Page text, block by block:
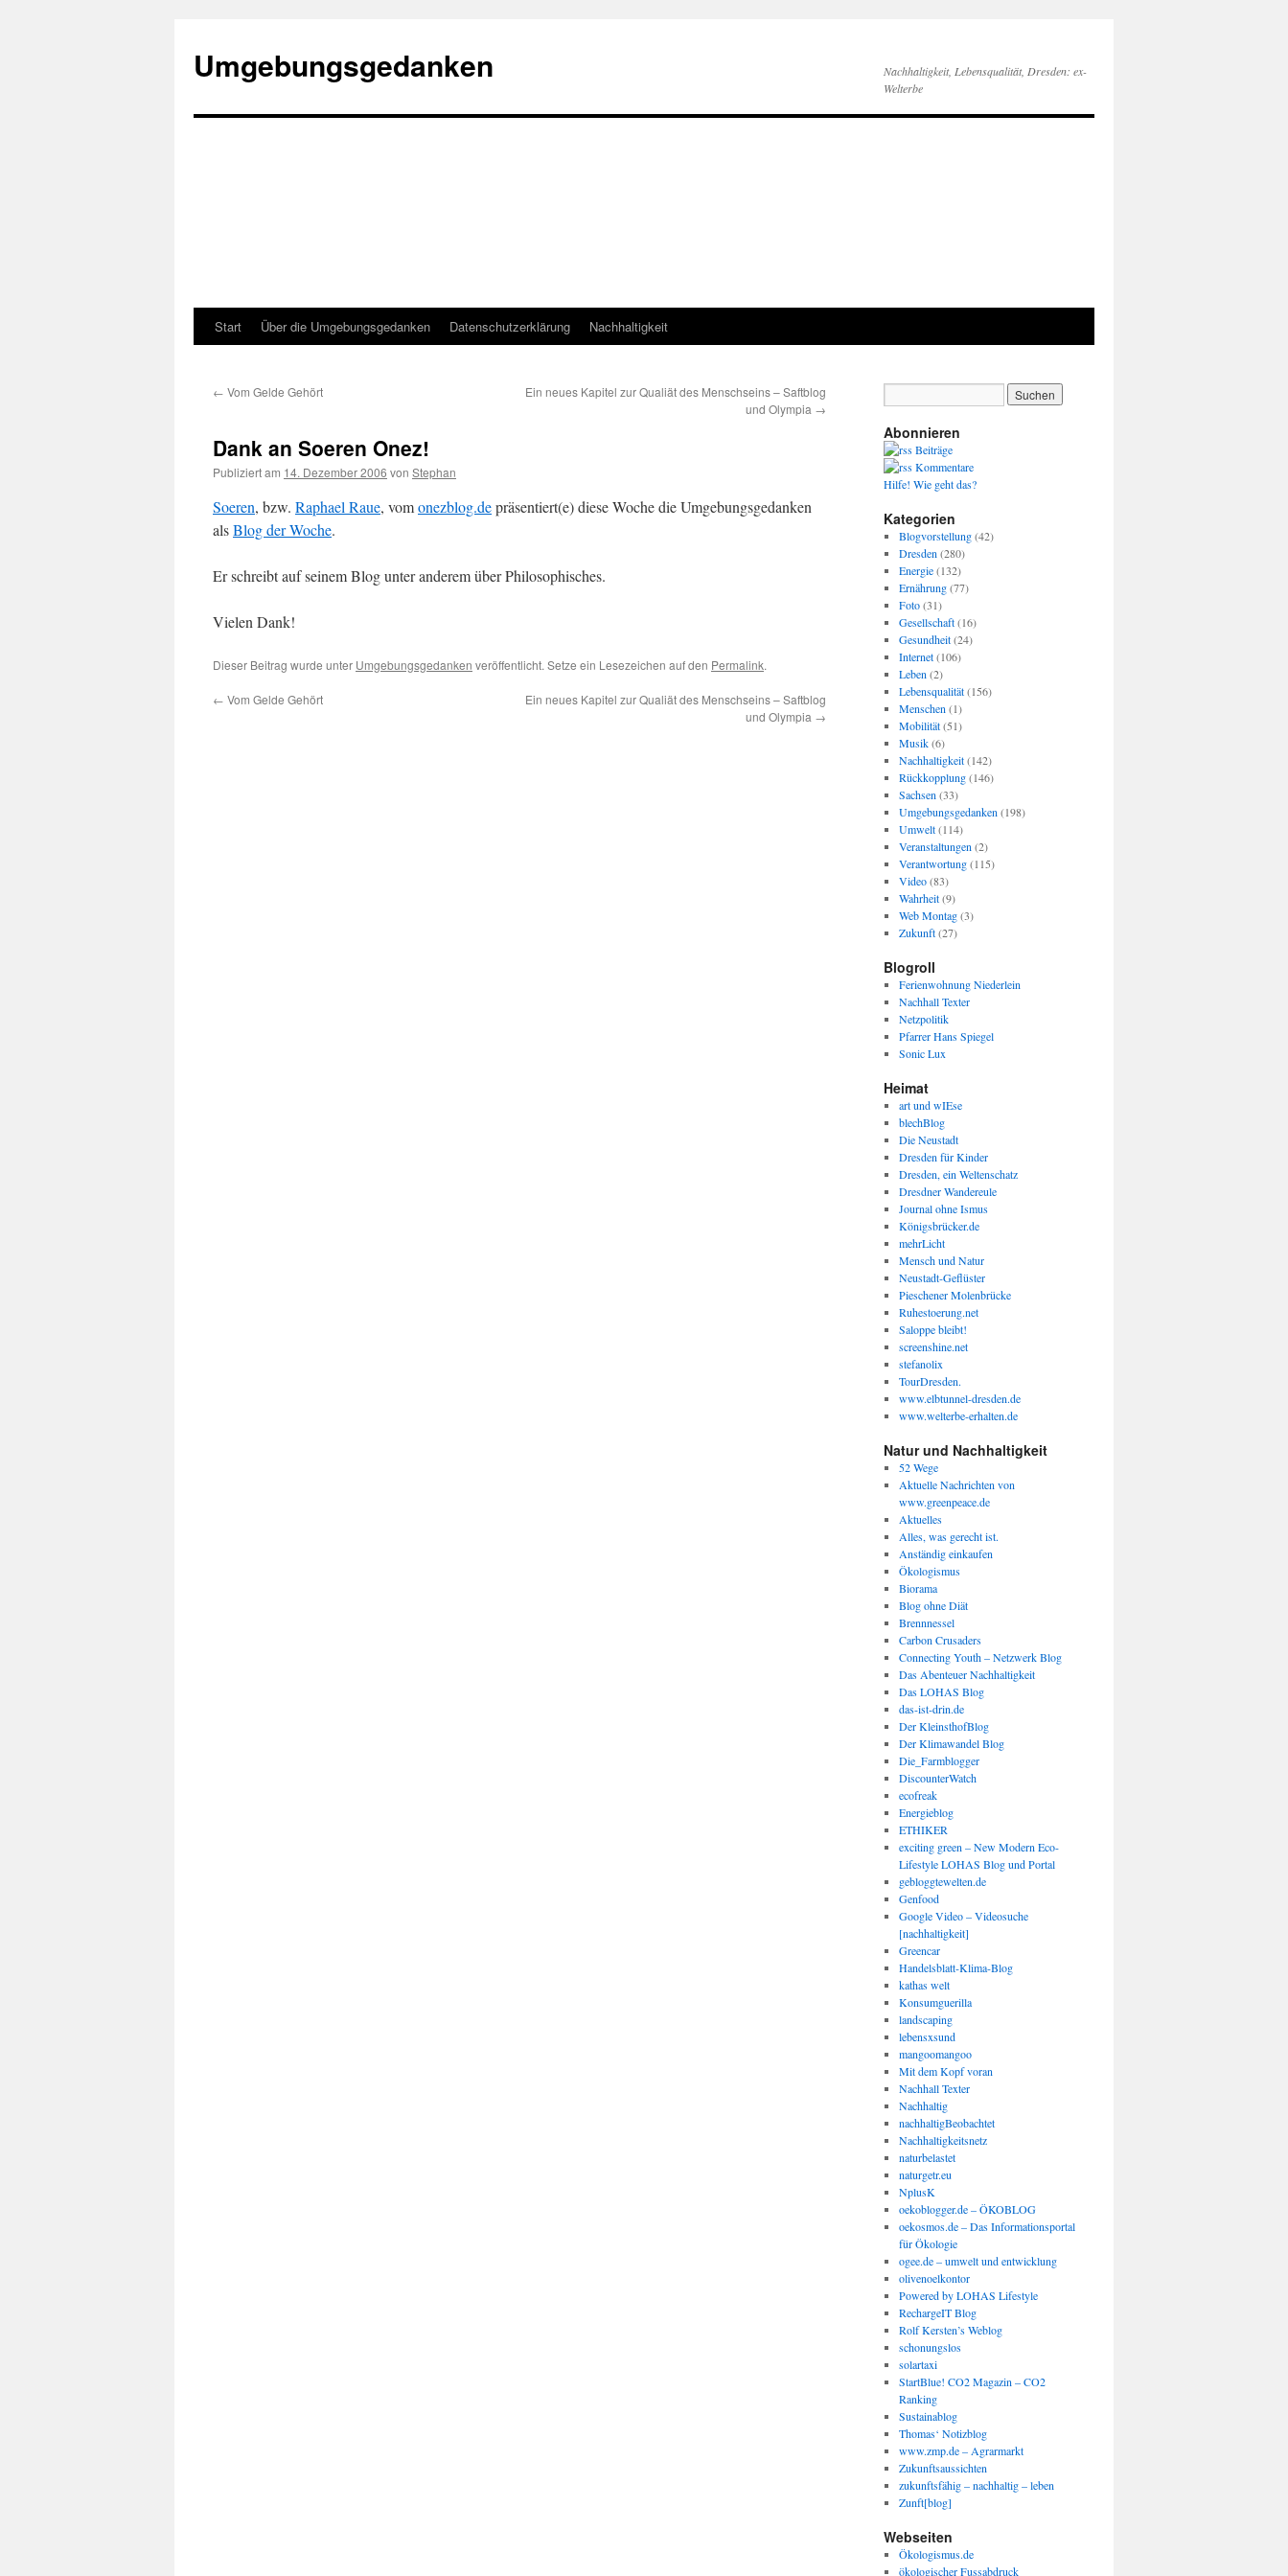
Umgebungsgedanken
Nachhaltigkeit, Lebensqualität, Dresden: ex-
Welterbe
Zum
springen
Start Über die Umgebungsgedanken Datenschutzerklärung Nachhaltigkeit
← Vom Gelde Gehört
Ein neues Kapitel zur Qualiät des Menschseins – Saftblog
und Olympia →
Dank an Soeren Onez!
Publiziert am 14. Dezember 2006 von Stephan
Soeren, bzw. Raphael Raue, vomonezblog.depräsentiert(e) diese Woche die Umgebungsgedanken
alsBlog der Woche.
Er schreibt auf seinem Blog unter anderem über Philosophisches.
Vielen Dank!
Dieser Beitrag wurde unter Umgebungsgedanken veröffentlicht. Setze ein Lesezeichen auf den Permalink.
← Vom Gelde Gehört
Ein neues Kapitel zur Qualiät des Menschseins – Saftblog
und Olympia →
Abonnieren
Beiträge
Kommentare
Hilfe! Wie geht das?
Kategorien
Blogvorstellung(42)
Dresden (280)
Energie(132)
Ernährung(77)
Foto(31)
Gesellschaft(16)
Gesundheit(24)
Internet(106)
Leben (2)
Lebensqualität(156)
Menschen (1)
Mobilität(51)
Musik(6)
Nachhaltigkeit(142)
Rückkopplung(146)
Sachsen (33)
Umgebungsgedanken (198)
Umwelt(114)
Veranstaltungen (2)
Verantwortung(115)
Video(83)
Wahrheit(9)
Web Montag(3)
Zukunft(27)
Blogroll
Ferienwohnung Niederlein
Nachhall Texter
Netzpolitik
Pfarrer Hans Spiegel
Sonic Lux
Heimat
art und wIEse
blechBlog
Die Neustadt
Dresden für Kinder
Dresden, ein Weltenschatz
Dresdner Wandereule
Journal ohne Ismus
Königsbrücker.de
mehrLicht
Mensch und Natur
Neustadt-Geflüster
Pieschener Molenbrücke
Ruhestoerung.net
Saloppe bleibt!
screenshine.net
stefanolix
TourDresden.
www.elbtunnel-dresden.de
www.welterbe-erhalten.de
Natur und Nachhaltigkeit
52 Wege
Aktuelle Nachrichten von
www.greenpeace.de
Aktuelles
Alles, was gerecht ist.
Anständig einkaufen
Ökologismus
Biorama
Blog ohne Diät
Brennnessel
Carbon Crusaders
Connecting Youth – Netzwerk Blog
Das Abenteuer Nachhaltigkeit
Das LOHAS Blog
das-ist-drin.de
Der KleinsthofBlog
Der Klimawandel Blog
Die_Farmblogger
DiscounterWatch
ecofreak
Energieblog
ETHIKER
exciting green – New Modern Eco-
Lifestyle LOHAS Blog und Portal
gebloggtewelten.de
Genfood
Google Video – Videosuche
[nachhaltigkeit]
Greencar
Handelsblatt-Klima-Blog
kathas welt
Konsumguerilla
landscaping
lebensxsund
mangoomangoo
Mit dem Kopf voran
Nachhall Texter
Nachhaltig
nachhaltigBeobachtet
Nachhaltigkeitsnetz
naturbelastet
naturgetr.eu
NplusK
oekoblogger.de – ÖKOBLOG
oekosmos.de – Das Informationsportal
für Ökologie
ogee.de – umwelt und entwicklung
olivenoelkontor
Powered by LOHAS Lifestyle
RechargeIT Blog
Rolf Kersten’s Weblog
schonungslos
solartaxi
StartBlue! CO2 Magazin – CO2
Ranking
Sustainablog
Thomas‘ Notizblog
www.zmp.de – Agrarmarkt
Zukunftsaussichten
zukunftsfähig – nachhaltig – leben
Zunft[blog]
Webseiten
Ökologismus.de
ökologischer Fussabdruck